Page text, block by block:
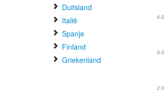
Duitsland
Italië
Spanje
Finland
Griekenland